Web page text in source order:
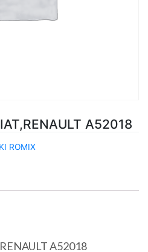
A52018
ROMIX
A52018